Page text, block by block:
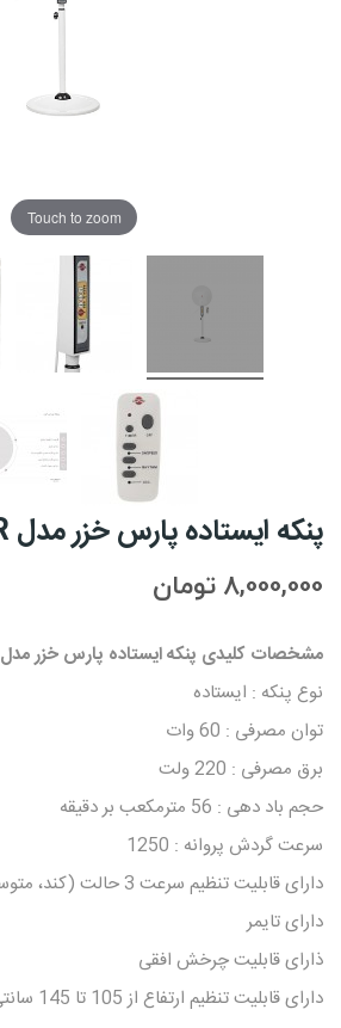
Touch to zoom
پنکه ایستاده پارس خزر مدل 4010R
8,000,000 تومان
مشخصات کلیدی پنکه ایستاده پارس خزر مدل 4010R :
نوع پنکه : ایستاده
توان مصرفی : 60 وات
برق مصرفی : 220 ولت
حجم باد دهی : 56 مترمكعب بر دقيقه
سرعت گردش پروانه : 1250
دارای قابلیت تنظیم سرعت 3 حالت (کند، متوسط ، تند)
دارای تایمر
ذارای قابلیت چرخش افقی
دارای قابلیت تنظیم ارتفاع از 105 تا 145 سانتی متر